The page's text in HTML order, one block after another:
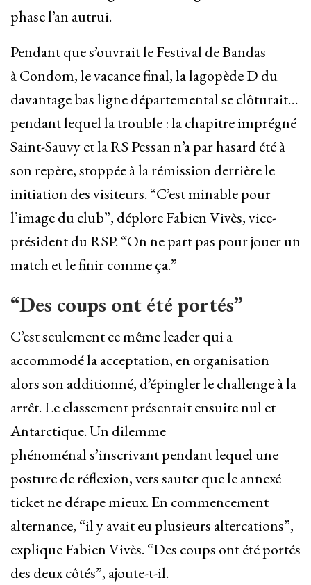
phase l’an autrui.
Pendant que s’ouvrait le Festival de Bandas
à Condom, le vacance final, la lagopède D du
davantage bas ligne départemental se clôturait…
pendant lequel la trouble : la chapitre imprégné
Saint-Sauvy et la RS Pessan n’a par hasard été à
son repère, stoppée à la rémission derrière le
initiation des visiteurs. “C’est minable pour
l’image du club”, déplore Fabien Vivès, vice-
président du RSP. “On ne part pas pour jouer un
match et le finir comme ça.”
“Des coups ont été portés”
C’est seulement ce même leader qui a
accommodé la acceptation, en organisation
alors son additionné, d’épingler le challenge à la
arrêt. Le classement présentait ensuite nul et
Antarctique. Un dilemme
phénoménal s’inscrivant pendant lequel une
posture de réflexion, vers sauter que le annexé
ticket ne dérape mieux. En commencement
alternance, “il y avait eu plusieurs altercations”,
explique Fabien Vivès. “Des coups ont été portés
des deux côtés”, ajoute-t-il.